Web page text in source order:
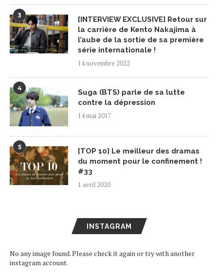
3
[INTERVIEW EXCLUSIVE] Retour sur
la carrière de Kento Nakajima à
l’aube de la sortie de sa première
série internationale !
14 novembre 2022
4
Suga (BTS) parle de sa lutte
contre la dépression
14 mai 2017
5
[TOP 10] Le meilleur des dramas
du moment pour le confinement !
#33
1 avril 2020
INSTAGRAM
No any image found. Please check it again or try with another
instagram account.